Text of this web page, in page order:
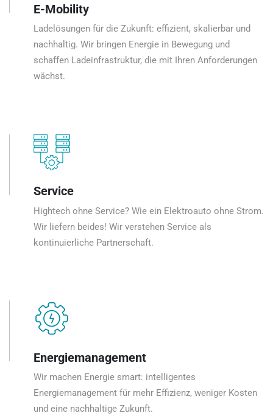
E-Mobility
Ladelösungen für die Zukunft: effizient, skalierbar und
nachhaltig. Wir bringen Energie in Bewegung und
schaffen Ladeinfrastruktur, die mit Ihren Anforderungen
wächst.
Service
Hightech ohne Service? Wie ein Elektroauto ohne Strom.
Wir liefern beides! Wir verstehen Service als
kontinuierliche Partnerschaft.
Energiemanagement
Wir machen Energie smart: intelligentes
Energiemanagement für mehr Effizienz, weniger Kosten
und eine nachhaltige Zukunft.